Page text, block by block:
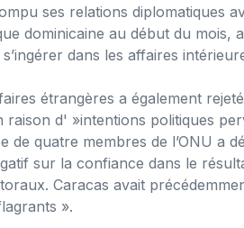
ses relations diplomatiques
dominicaine au début du mois,
dans les affaires
étrangères a également
raison d' »intentions politiques
de quatre membres de l’ONU a
sur la confiance dans le
Caracas avait
».